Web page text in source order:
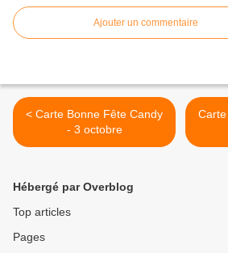
Ajouter un commentaire
< Carte Bonne Fête Candy
- 3 octobre
Hébergé par Overblog
Top articles
Pages